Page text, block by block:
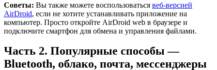
Советы: Вы также можете воспользоваться веб-версией
AirDroid, если не хотите устанавливать приложение на
компьютер. Просто откройте AirDroid web в браузере и
подключите смартфон для обмена и управления файлами.
Часть 2. Популярные способы —
Bluetooth, облако, почта, мессенджеры